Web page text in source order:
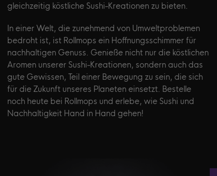
gleichzeitig köstliche Sushi-Kreationen zu bieten.
In einer Welt, die zunehmend von Umweltproblemen
bedroht ist, ist Rollmops ein Hoffnungsschimmer für
nachhaltigen Genuss. Genieße nicht nur die köstlichen
Aromen unserer Sushi-Kreationen, sondern auch das
gute Gewissen, Teil einer Bewegung zu sein, die sich
für die Zukunft unseres Planeten einsetzt. Bestelle
noch heute bei Rollmops und erlebe, wie Sushi und
Nachhaltigkeit Hand in Hand gehen!